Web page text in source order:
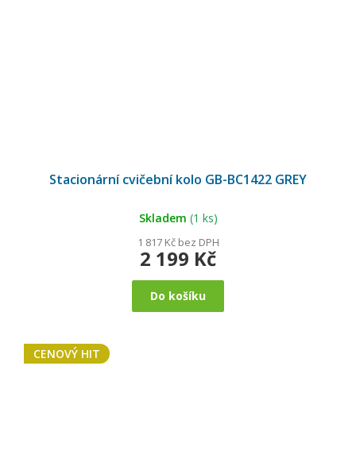
Stacionární cvičební kolo GB-BC1422 GREY
Skladem (1 ks)
1 817 Kč bez DPH
2 199 Kč
Do košíku
CENOVÝ HIT